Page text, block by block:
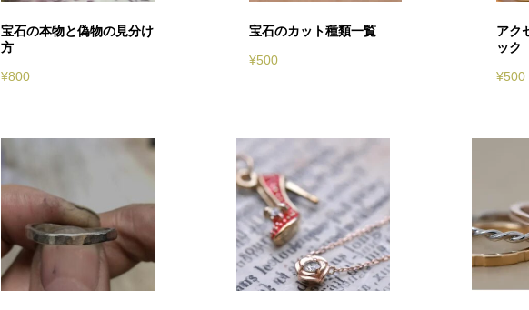
宝石の本物と偽物の見分け
方
¥800
宝石のカット種類一覧
¥500
アク
ック
¥500